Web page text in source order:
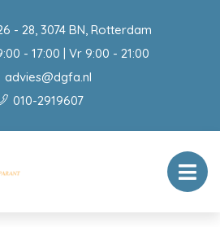
- 28, 3074 BN, Rotterdam
- 17:00 | Vr 9:00 - 21:00
advies@dgfa.nl
010-2919607